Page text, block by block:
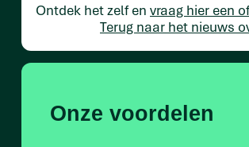
Ontdek het zelf en vraag hier een
Terug naar het nieuws
Onze voordelen